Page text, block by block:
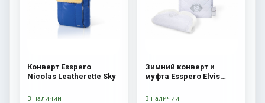
Конверт Esspero
Nicolas Leatherette Sky
В наличии
Зимний конверт и
муфта Esspero Elvis
Like
В наличии